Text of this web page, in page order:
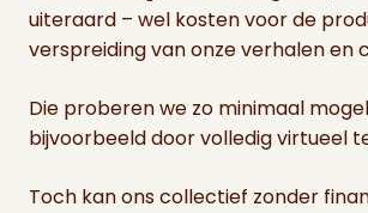
uiteraard – wel kosten voor de
verspreiding van onze verhalen en
Die proberen we zo minimaal
bijvoorbeeld door volledig virtueel
Toch kan ons collectief zonder